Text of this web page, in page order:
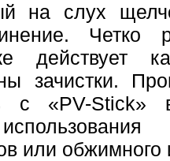
на слух
Четко
действует
зачистки.
с «PV-Stick»
или обжимного